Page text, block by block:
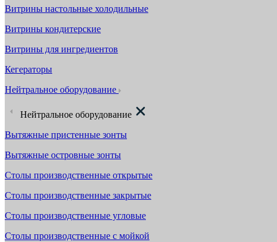
Витрины настольные холодильные
Витрины кондитерские
Витрины для ингредиентов
Кегераторы
Нейтральное оборудование
Нейтральное оборудование
Вытяжные пристенные зонты
Вытяжные островные зонты
Столы производственные открытые
Столы производственные закрытые
Столы производственные угловые
Столы производственные с мойкой